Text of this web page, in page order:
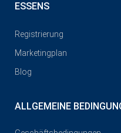
ESSENS
Registrierung
Marketingplan
Blog
ALLGEMEINE